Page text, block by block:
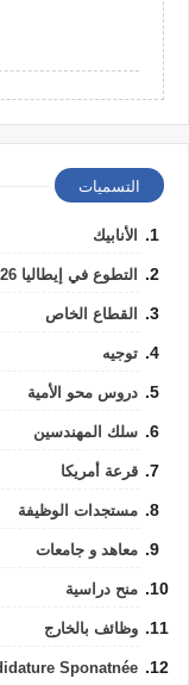
التسميات
الأنابيك
التطوع في إيطاليا 2026
القطاع الخاص
توجيه
دروس محو الأمية
سلك المهندسين
قرعة أمريكا
مستجدات الوظيفة
معاهد و جامعات
منح دراسية
وظائف بالخارج
Sponatnée